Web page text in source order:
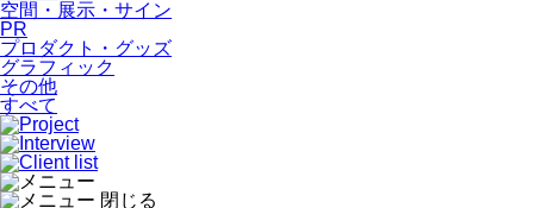
空間・展示・サイン
PR
プロダクト・グッズ
グラフィック
その他
すべて